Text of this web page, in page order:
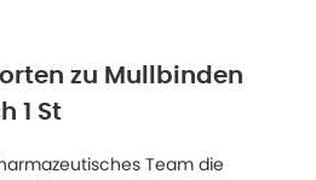
zu Mullbinden
1 St
Team die